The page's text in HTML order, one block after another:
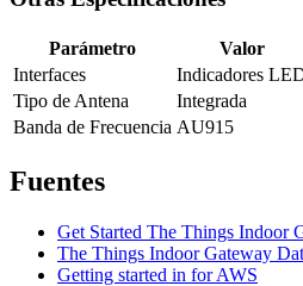
Parámetro
Valor
Interfaces
Indicadores
Tipo de Antena
Integrada
Banda de Frecuencia AU915
Fuentes
Get Started The Things Indoor
The Things Indoor Gateway
Getting started in for AWS